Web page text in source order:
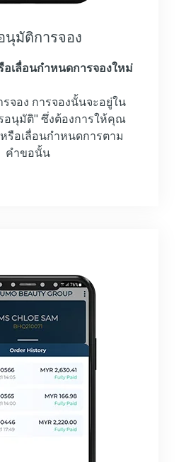
นุมัติการจอง
เลื่อนกำหนดการจองใหม่
จอง การจองนั้นจะอยู่ใน
อนุมัติ" ซึ่งต้องการให้คุณ
รือเลื่อนกำหนดการตาม
คำขอนั้น